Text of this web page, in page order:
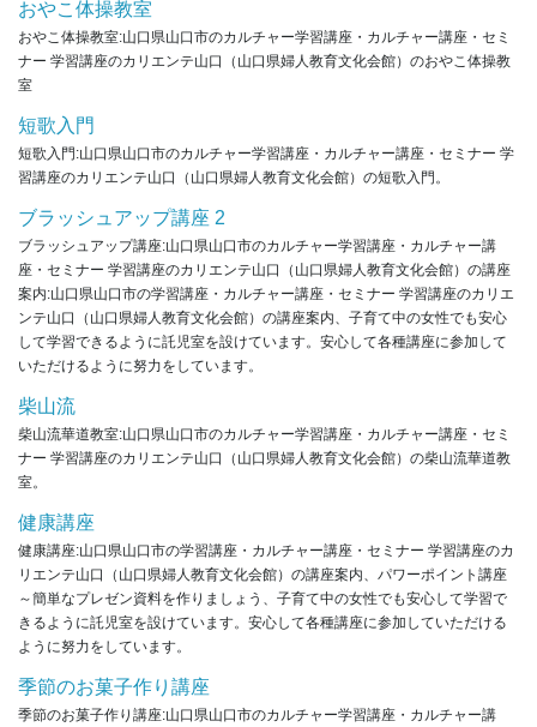
おやこ体操教室
おやこ体操教室:山口県山口市のカルチャー学習講座・カルチャー講座・セミ
ナー 学習講座のカリエンテ山口（山口県婦人教育文化会館）のおやこ体操教
室
短歌入門
短歌入門:山口県山口市のカルチャー学習講座・カルチャー講座・セミナー 学
習講座のカリエンテ山口（山口県婦人教育文化会館）の短歌入門。
ブラッシュアップ講座 2
ブラッシュアップ講座:山口県山口市のカルチャー学習講座・カルチャー講
座・セミナー 学習講座のカリエンテ山口（山口県婦人教育文化会館）の講座
案内:山口県山口市の学習講座・カルチャー講座・セミナー 学習講座のカリエ
ンテ山口（山口県婦人教育文化会館）の講座案内、子育て中の女性でも安心
して学習できるように託児室を設けています。安心して各種講座に参加して
いただけるように努力をしています。
柴山流
柴山流華道教室:山口県山口市のカルチャー学習講座・カルチャー講座・セミ
ナー 学習講座のカリエンテ山口（山口県婦人教育文化会館）の柴山流華道教
室。
健康講座
健康講座:山口県山口市の学習講座・カルチャー講座・セミナー 学習講座のカ
リエンテ山口（山口県婦人教育文化会館）の講座案内、パワーポイント講座
～簡単なプレゼン資料を作りましょう、子育て中の女性でも安心して学習で
きるように託児室を設けています。安心して各種講座に参加していただける
ように努力をしています。
季節のお菓子作り講座
季節のお菓子作り講座:山口県山口市のカルチャー学習講座・カルチャー講